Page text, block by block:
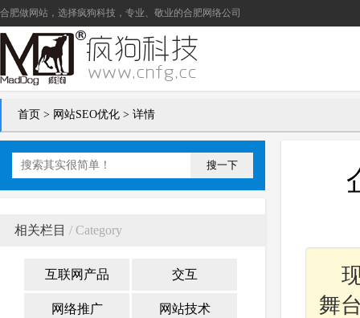
合肥做网站 ，选择疯狗科技，专业、敬业的合肥网络公司
首页 > 网站SEO优化 > 详情
搜一下
相关栏目 / Category
互联网产品 交互
网络推广 网站技术
舞